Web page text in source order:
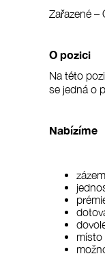
Zařazené –
O pozici
Na této
se jedná o
Nabízíme
místo